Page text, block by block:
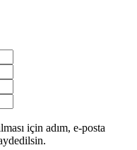
için adım, e-posta